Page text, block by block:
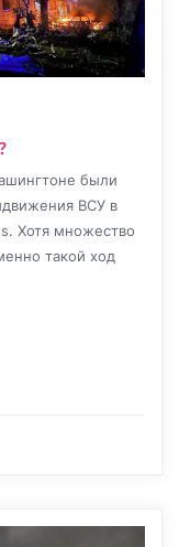
были
ВСУ в
Хотя множество
такой ход